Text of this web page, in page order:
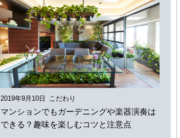
2019年9月10日 こだわり
マンションでもガーデニングや楽器演奏は
できる？趣味を楽しむコツと注意点